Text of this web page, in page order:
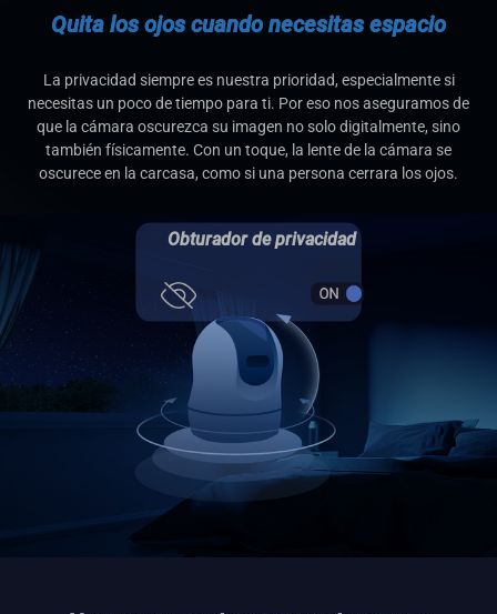
Quita los ojos cuando necesitas espacio
La privacidad siempre es nuestra prioridad, especialmente si
necesitas un poco de tiempo para ti. Por eso nos aseguramos de
que la cámara oscurezca su imagen no solo digitalmente, sino
también físicamente. Con un toque, la lente de la cámara se
oscurece en la carcasa, como si una persona cerrara los ojos.
Obturador de privacidad